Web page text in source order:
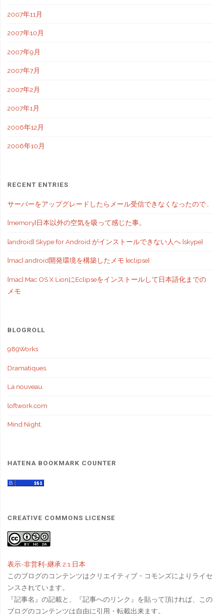
2007年11月
2007年10月
2007年9月
2007年7月
2007年2月
2007年1月
2006年12月
2006年10月
RECENT ENTRIES
サーバーをアップグレードしたらメール受信できなくなったので…
[memory]日本以外の空気を吸って感じた事。
[android] Skype for Android がインストールできない人へ [skype]
[mac] android開発環境を構築したメモ [eclipse]
[mac] Mac OS X LionにEclipseをインストールして日本語化までの
メモ
BLOGROLL
989Works
Dramatiques.
La nouveau.
loftwork.com
Mind Night.
HATENA BOOKMARK COUNTER
CREATIVE COMMONS LICENSE
表示-非営利-継承 2.1 日本
このブログのコンテンツはクリエイティブ・コモンズによりライセ
ンスされています。
『記事名』の記載と、『記事へのリンク』を貼って頂ければ、この
ブログのコンテンツは自由に引用・転載出来ます。